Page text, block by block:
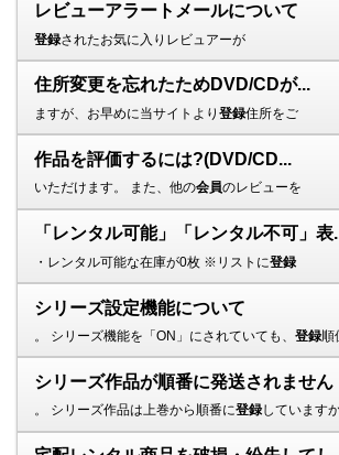
レビューアラートメールについて
登録されたお気に入りレビュアーが
住所変更を忘れたためDVD/CDが...
ますが、お早めに当サイトより 登録住所をご
作品を評価するには?(DVD/CD...
いただけます。 また、他の会員のレビューを
「レンタル可能」「レンタル不可」表
・レンタル可能な在庫が0枚 ※リストに登録
シリーズ設定機能について
。 シリーズ機能を「ON」にされていても、 登録順
シリーズ作品が順番に発送されません
。 シリーズ作品は上巻から順番に登録しています